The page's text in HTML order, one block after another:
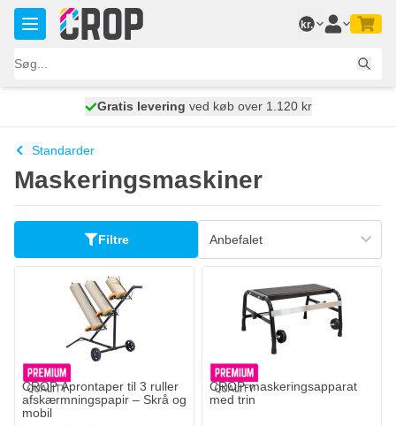
Skip to Content
kr.
vi sender i dag
Gratis levering ved køb over 1.120 kr
100 dage
Standarder
Maskeringsmaskiner
Filtre
CROP Aprontaper til 3 ruller
afskærmningspapir – Skrå og
mobil
CROP-maskeringsapparat
med trin